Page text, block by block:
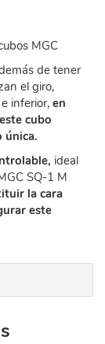
MGC
de tener
el giro,
inferior, en
cubo
única.
ideal
SQ-1 M
la cara
este